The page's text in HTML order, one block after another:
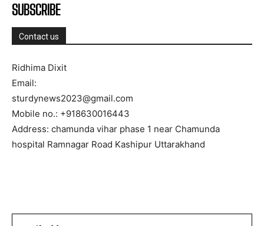
SUBSCRIBE
Contact us
Ridhima Dixit
Email:
sturdynews2023@gmail.com
Mobile no.: +918630016443
Address: chamunda vihar phase 1 near Chamunda
hospital Ramnagar Road Kashipur Uttarakhand